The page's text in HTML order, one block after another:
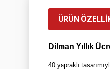
ÜRÜN
Dilman Yıllık
40 yapraklı